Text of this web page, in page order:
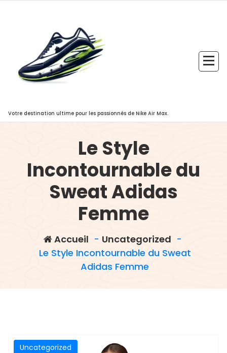
Votre destination ultime pour les passionnés de Nike Air Max.
Le Style
Incontournable du
Sweat Adidas
Femme
Accueil - Uncategorized -
Le Style Incontournable du Sweat
Adidas Femme
Uncategorized